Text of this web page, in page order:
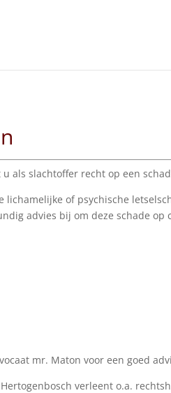
als slachtoffer recht op een
lichamelijke of psychische
advies bij om deze schade op
mr. Maton voor een goed
verleent o.a.